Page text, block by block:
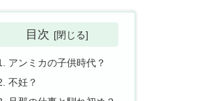
目次
アンミカの子供時代？
不妊？